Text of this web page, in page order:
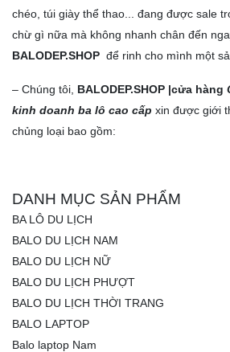
chéo túi giày thể thao ... đang được sale
chừ gì nữa mà không nhanh chân đến
BALODEP.SHOP để rinh cho mình một
– Chúng tôi BALODEP.SHOP |cửa hàng
kinh doanh ba lô cao cấp xin được giới
chủng loại bao gồm:
DANH MỤC SẢN PHẨM
BA LÔ DU LỊCH
BALO DU LỊCH NAM
BALO DU LỊCH NỮ
BALO DU LỊCH PHƯỢT
BALO DU LỊCH THỜI TRANG
BALO LAPTOP
Balo laptop Nam